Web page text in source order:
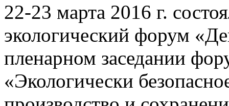
22-23 марта 2016 г.
экологический форум
пленарном заседании
«Экологически